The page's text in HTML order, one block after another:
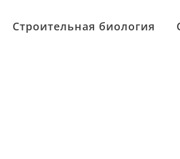
Строительная биология